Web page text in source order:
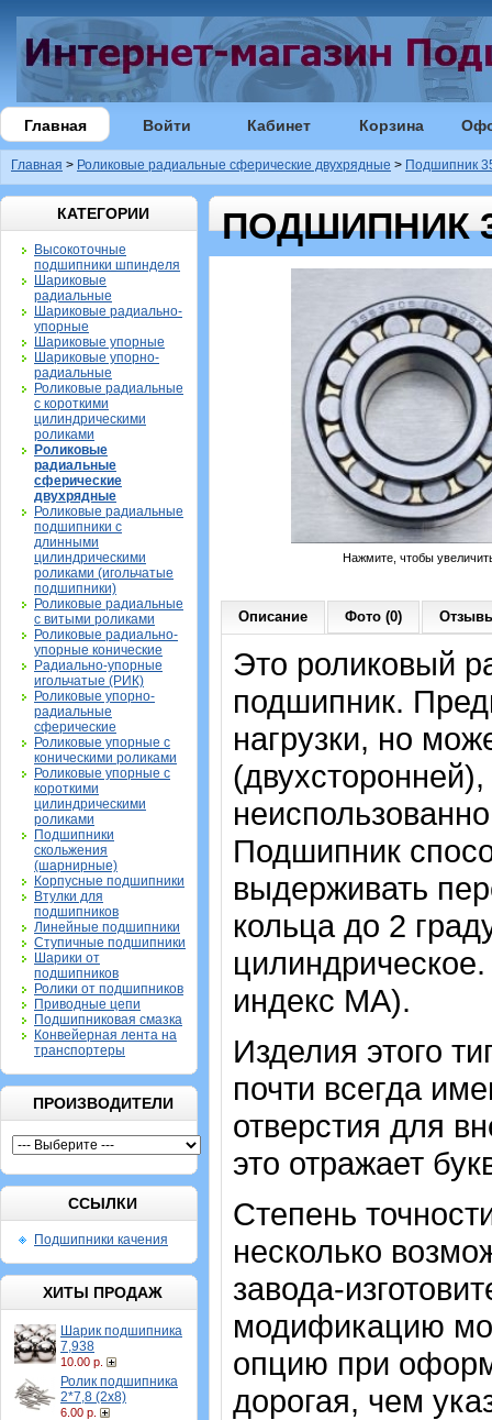
Главная Войти Кабинет Корзина
Главная > Роликовые радиальные сферические двухрядные > Подшипник
КАТЕГОРИИ
Высокоточные
подшипники шпинделя
Шариковые
радиальные
Шариковые радиально-
упорные
Шариковые упорные
Шариковые упорно-
радиальные
Роликовые радиальные
с короткими
цилиндрическими
роликами
Роликовые
радиальные
сферические
двухрядные
Роликовые радиальные
подшипники с
длинными
цилиндрическими
роликами (игольчатые
подшипники)
Роликовые радиальные
с витыми роликами
Роликовые радиально-
упорные конические
Радиально-упорные
игольчатые (РИК)
Роликовые упорно-
радиальные
сферические
Роликовые упорные с
коническими роликами
Роликовые упорные с
короткими
цилиндрическими
роликами
Подшипники
скольжения
(шарнирные)
Корпусные подшипники
Втулки для
подшипников
Линейные подшипники
Ступичные подшипники
Шарики от
подшипников
Ролики от подшипников
Приводные цепи
Подшипниковая смазка
Конвейерная лента на
транспортеры
ПРОИЗВОДИТЕЛИ
ССЫЛКИ
Подшипники качения
ХИТЫ ПРОДАЖ
Шарик подшипника
7,938
10.00 р.
Ролик подшипника
2*7,8 (2х8)
6.00 р.
ПОДШИПНИК
Нажмите, чтобы
Описание Фото (0)
Это роликовый
подшипник.
нагрузки, но
Подшипник
выдерживать
кольца до 2
индекс МА).
Изделия этого
почти всегда
отверстия для
это отражает
Степень
несколько
завода-
модификацию
опцию при
дорогая, чем